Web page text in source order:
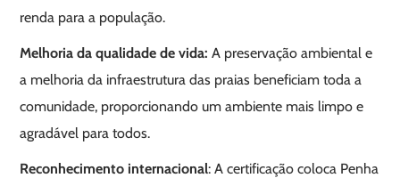
renda para a população.
Melhoria da qualidade de vida: A preservação ambiental e
a melhoria da infraestrutura das praias beneficiam toda a
comunidade, proporcionando um ambiente mais limpo e
agradável para todos.
Reconhecimento internacional: A certificação coloca Penha